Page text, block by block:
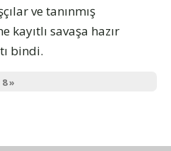
ve tanınmış
kayıtlı savaşa hazır
bindi.
»